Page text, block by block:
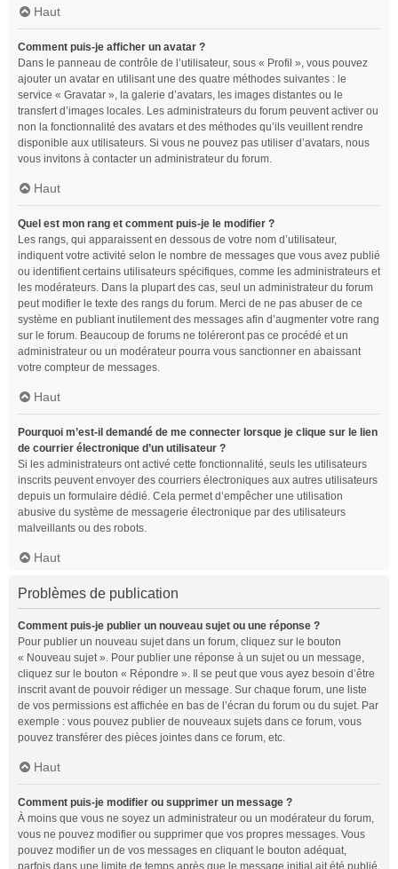
Haut
Comment puis-je afficher un avatar ?
Dans le panneau de contrôle de l’utilisateur, sous « Profil », vous pouvez
ajouter un avatar en utilisant une des quatre méthodes suivantes : le
service « Gravatar », la galerie d’avatars, les images distantes ou le
transfert d’images locales. Les administrateurs du forum peuvent activer ou
non la fonctionnalité des avatars et des méthodes qu’ils veuillent rendre
disponible aux utilisateurs. Si vous ne pouvez pas utiliser d’avatars, nous
vous invitons à contacter un administrateur du forum.
Haut
Quel est mon rang et comment puis-je le modifier ?
Les rangs, qui apparaissent en dessous de votre nom d’utilisateur,
indiquent votre activité selon le nombre de messages que vous avez publié
ou identifient certains utilisateurs spécifiques, comme les administrateurs et
les modérateurs. Dans la plupart des cas, seul un administrateur du forum
peut modifier le texte des rangs du forum. Merci de ne pas abuser de ce
système en publiant inutilement des messages afin d’augmenter votre rang
sur le forum. Beaucoup de forums ne toléreront pas ce procédé et un
administrateur ou un modérateur pourra vous sanctionner en abaissant
votre compteur de messages.
Haut
Pourquoi m’est-il demandé de me connecter lorsque je clique sur le lien
de courrier électronique d’un utilisateur ?
Si les administrateurs ont activé cette fonctionnalité, seuls les utilisateurs
inscrits peuvent envoyer des courriers électroniques aux autres utilisateurs
depuis un formulaire dédié. Cela permet d’empêcher une utilisation
abusive du système de messagerie électronique par des utilisateurs
malveillants ou des robots.
Haut
Problèmes de publication
Comment puis-je publier un nouveau sujet ou une réponse ?
Pour publier un nouveau sujet dans un forum, cliquez sur le bouton
« Nouveau sujet ». Pour publier une réponse à un sujet ou un message,
cliquez sur le bouton « Répondre ». Il se peut que vous ayez besoin d’être
inscrit avant de pouvoir rédiger un message. Sur chaque forum, une liste
de vos permissions est affichée en bas de l’écran du forum ou du sujet. Par
exemple : vous pouvez publier de nouveaux sujets dans ce forum, vous
pouvez transférer des pièces jointes dans ce forum, etc.
Haut
Comment puis-je modifier ou supprimer un message ?
À moins que vous ne soyez un administrateur ou un modérateur du forum,
vous ne pouvez modifier ou supprimer que vos propres messages. Vous
pouvez modifier un de vos messages en cliquant le bouton adéquat,
parfois dans une limite de temps après que le message initial ait été publié.